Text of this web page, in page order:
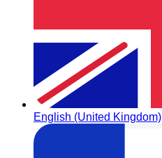
English (United Kingdom)